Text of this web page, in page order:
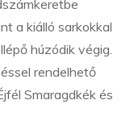
a kiálló sarkokkal
húzódik végig.
rendelhető
Smaragdkék és